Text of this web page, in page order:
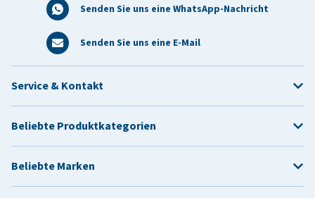
Senden Sie uns eine WhatsApp-Nachricht
Senden Sie uns eine E-Mail
Service & Kontakt
Beliebte Produktkategorien
Beliebte Marken